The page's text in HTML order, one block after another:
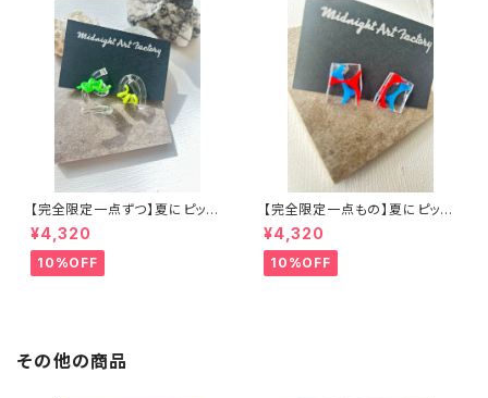
【完全限定一点ずつ】夏にピッタ
リウネウネアシンメトリーピアス
¥4,320
10%OFF
【完全限定一点もの】夏にピッタ
リアクリルアートピアス
¥4,320
10%OFF
その他の商品